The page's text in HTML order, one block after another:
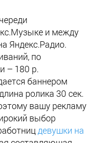
и между
Яндекс.Радио.
по
– 180 р.
баннером
ролика 30 сек.
вашу рекламу
выбор
девушки на